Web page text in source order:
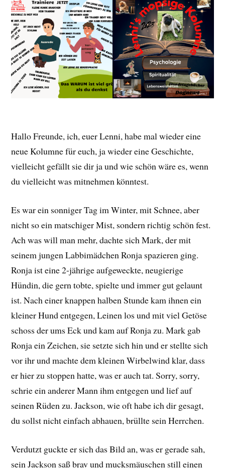
Hallo Freunde, ich, euer Lenni, habe mal wieder eine
neue Kolumne für euch, ja wieder eine Geschichte,
vielleicht gefällt sie dir ja und wie schön wäre es, wenn
du vielleicht was mitnehmen könntest.
Es war ein sonniger Tag im Winter, mit Schnee, aber
nicht so ein matschiger Mist, sondern richtig schön fest.
Ach was will man mehr, dachte sich Mark, der mit
seinem jungen Labbimädchen Ronja spazieren ging.
Ronja ist eine 2-jährige aufgeweckte, neugierige
Hündin, die gern tobte, spielte und immer gut gelaunt
ist. Nach einer knappen halben Stunde kam ihnen ein
kleiner Hund entgegen, Leinen los und mit viel Getöse
schoss der ums Eck und kam auf Ronja zu. Mark gab
Ronja ein Zeichen, sie setzte sich hin und er stellte sich
vor ihr und machte dem kleinen Wirbelwind klar, dass
er hier zu stoppen hatte, was er auch tat. Sorry, sorry,
schrie ein anderer Mann ihm entgegen und lief auf
seinen Rüden zu. Jackson, wie oft habe ich dir gesagt,
du sollst nicht einfach abhauen, brüllte sein Herrchen.
Verdutzt guckte er sich das Bild an, was er gerade sah,
sein Jackson saß brav und mucksmäuschen still einen